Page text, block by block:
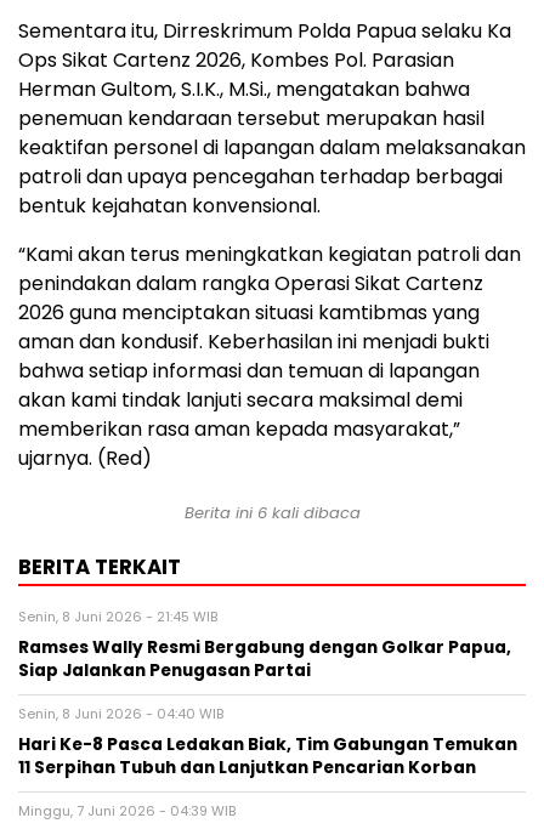
Sementara itu, Dirreskrimum Polda Papua selaku Ka
Ops Sikat Cartenz 2026, Kombes Pol. Parasian
Herman Gultom, S.I.K., M.Si., mengatakan bahwa
penemuan kendaraan tersebut merupakan hasil
keaktifan personel di lapangan dalam melaksanakan
patroli dan upaya pencegahan terhadap berbagai
bentuk kejahatan konvensional.
“Kami akan terus meningkatkan kegiatan patroli dan
penindakan dalam rangka Operasi Sikat Cartenz
2026 guna menciptakan situasi kamtibmas yang
aman dan kondusif. Keberhasilan ini menjadi bukti
bahwa setiap informasi dan temuan di lapangan
akan kami tindak lanjuti secara maksimal demi
memberikan rasa aman kepada masyarakat,”
ujarnya. (Red)
Berita ini 6 kali dibaca
BERITA TERKAIT
Senin, 8 Juni 2026 - 21:45 WIB
Ramses Wally Resmi Bergabung dengan Golkar Papua,
Siap Jalankan Penugasan Partai
Senin, 8 Juni 2026 - 04:40 WIB
Hari Ke-8 Pasca Ledakan Biak, Tim Gabungan Temukan
11 Serpihan Tubuh dan Lanjutkan Pencarian Korban
Minggu, 7 Juni 2026 - 04:39 WIB